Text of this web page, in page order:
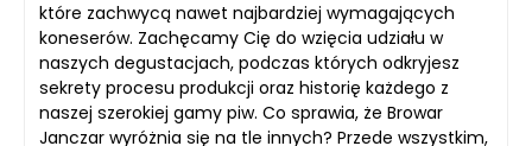
które zachwycą nawet najbardziej wymagających
koneserów. Zachęcamy Cię do wzięcia udziału w
naszych degustacjach, podczas których odkryjesz
sekrety procesu produkcji oraz historię każdego z
naszej szerokiej gamy piw. Co sprawia, że Browar
Janczar wyróżnia się na tle innych? Przede wszystkim,